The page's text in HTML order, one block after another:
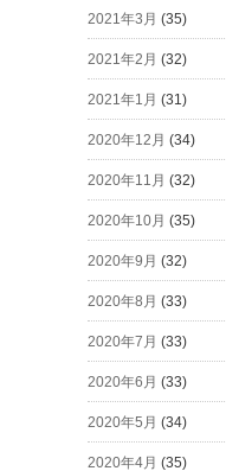
2021年3月 (35)
2021年2月 (32)
2021年1月 (31)
2020年12月 (34)
2020年11月 (32)
2020年10月 (35)
2020年9月 (32)
2020年8月 (33)
2020年7月 (33)
2020年6月 (33)
2020年5月 (34)
2020年4月 (35)